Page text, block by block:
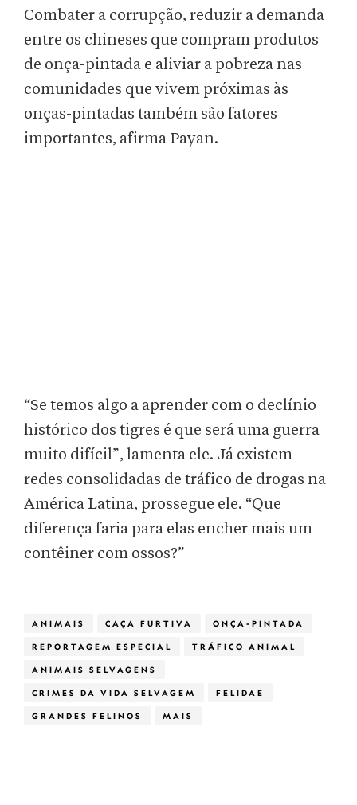
Combater a corrupção, reduzir a demanda
entre os chineses que compram produtos
de onça-pintada e aliviar a pobreza nas
comunidades que vivem próximas às
onças-pintadas também são fatores
importantes, afirma Payan.
“Se temos algo a aprender com o declínio
histórico dos tigres é que será uma guerra
muito difícil”, lamenta ele. Já existem
redes consolidadas de tráfico de drogas na
América Latina, prossegue ele. “Que
diferença faria para elas encher mais um
contêiner com ossos?”
ANIMAIS CAÇA FURTIVA ONÇA-PINTADA
REPORTAGEM ESPECIAL TRÁFICO ANIMAL
ANIMAIS SELVAGENS
CRIMES DA VIDA SELVAGEM FELIDAE
GRANDES FELINOS MAIS